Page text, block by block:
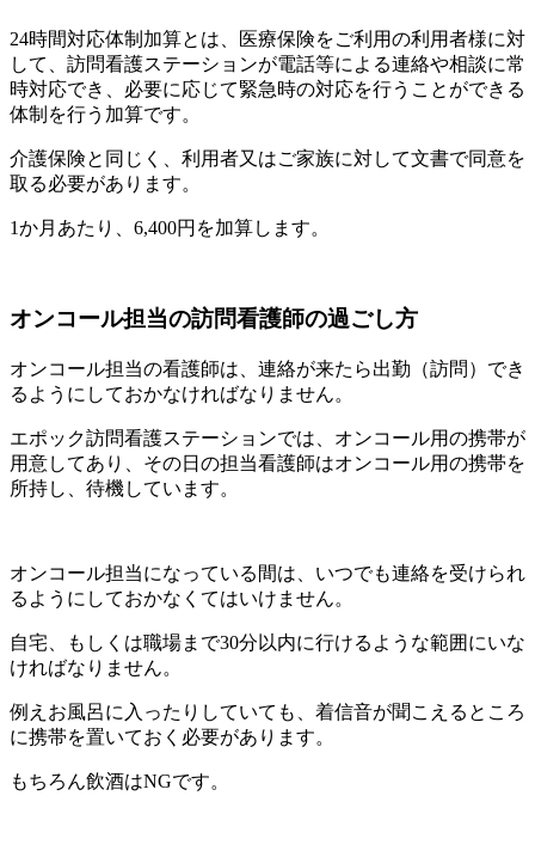
24時間対応体制加算とは、医療保険をご利用の利用者様に対
して、訪問看護ステーションが電話等による連絡や相談に常
時対応でき、必要に応じて緊急時の対応を行うことができる
体制を行う加算です。
介護保険と同じく、利用者又はご家族に対して文書で同意を
取る必要があります。
1か月あたり、6,400円を加算します。
オンコール担当の訪問看護師の過ごし方
オンコール担当の看護師は、連絡が来たら出勤（訪問）でき
るようにしておかなければなりません。
エポック訪問看護ステーションでは、オンコール用の携帯が
用意してあり、その日の担当看護師はオンコール用の携帯を
所持し、待機しています。
オンコール担当になっている間は、いつでも連絡を受けられ
るようにしておかなくてはいけません。
自宅、もしくは職場まで30分以内に行けるような範囲にいな
ければなりません。
例えお風呂に入ったりしていても、着信音が聞こえるところ
に携帯を置いておく必要があります。
もちろん飲酒はNGです。